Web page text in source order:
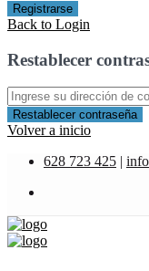
Registrarse
Back to Login
Restablecer
Restablecer contraseña
Volver a inicio
628 723 425 |